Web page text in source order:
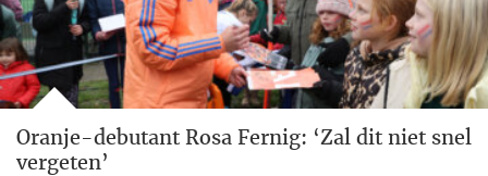
Oranje-debutant Rosa Fernig: ‘Zal dit niet snel
vergeten’